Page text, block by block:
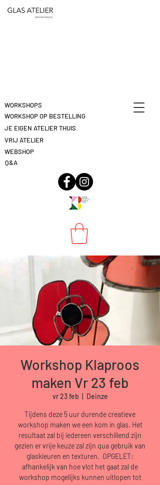
WORKSHOPS
JE EIGEN ATELIER THUIS
VRIJ ATELIER
WORKSHOP OP BESTELLING
WEBSHOP
Q&A
Workshop Klaproos
maken Vr 23 feb
vr 23 feb Deinze
Tijdens deze 5 uur durende creatieve
workshop maken we een kom in glas. Het
resultaat zal bij iedereen verschillend zijn
gezien er vrije keuze zal zijn qua gebruik van
glaskleuren en texturen. OPGELET:
afhankelijk van hoe vlot het gaat zal de
workshop mogelijks kunnen uitlopen tot